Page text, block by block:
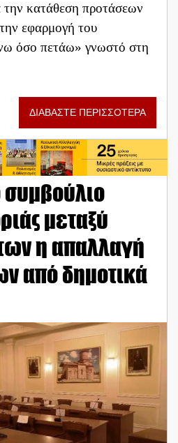
την κατάθεση προτάσεων
εφαρμογή του
όσο πετάω» γνωστό στη
ΔΙΑΒΑΣΤΕ ΠΕΡΙΣΣΟΤΕΡΑ
συμβούλιο
μεταξύ
η απαλλαγή
από δημοτικά